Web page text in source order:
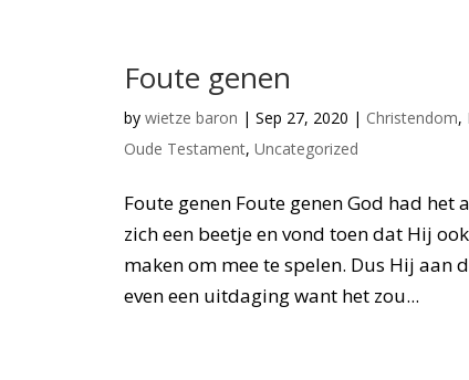
Foute genen
by wietze baron | Sep 27, 2020 | Christendom,
Oude Testament, Uncategorized
Foute genen Foute genen God had
zich een beetje en vond toen dat Hij
maken om mee te spelen. Dus Hij aan
even een uitdaging want het zou...